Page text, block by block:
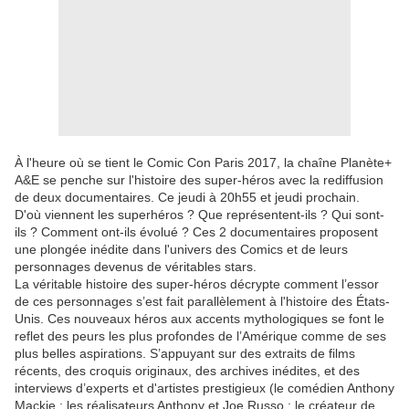
À l'heure où se tient le Comic Con Paris 2017, la chaîne Planète+
A&E se penche sur l'histoire des super-héros avec la rediffusion
de deux documentaires. Ce jeudi à 20h55 et jeudi prochain.
D'où viennent les superhéros ? Que représentent-ils ? Qui sont-
ils ? Comment ont-ils évolué ? Ces 2 documentaires proposent
une plongée inédite dans l'univers des Comics et de leurs
personnages devenus de véritables stars.
La véritable histoire des super-héros décrypte comment l’essor
de ces personnages s’est fait parallèlement à l'histoire des États-
Unis. Ces nouveaux héros aux accents mythologiques se font le
reflet des peurs les plus profondes de l’Amérique comme de ses
plus belles aspirations. S’appuyant sur des extraits de films
récents, des croquis originaux, des archives inédites, et des
interviews d’experts et d'artistes prestigieux (le comédien Anthony
Mackie ; les réalisateurs Anthony et Joe Russo ; le créateur de